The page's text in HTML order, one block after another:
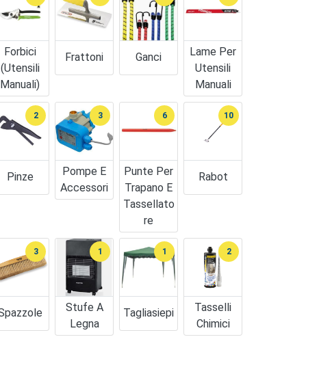
Forbici
(utensili
Manuali)
Frattoni Ganci
Lame Per
Utensili
Manuali
Pinze
2
Pompe E
Accessori
3
Punte Per
Trapano E
Tassellato
Re
6
Rabot
10
3
Stufe A
Legna
1
Tagliasiepi
1
Tasselli
Chimici
2